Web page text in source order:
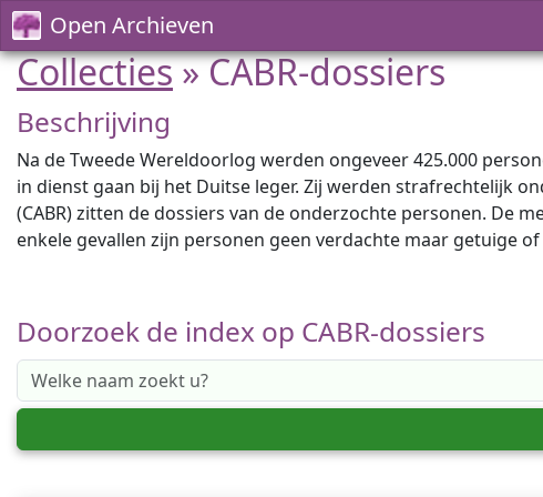
Open Archieven
Collecties» CABR-dossiers
Beschrijving
Na de Tweede Wereldoorlog werden ongeveer 425.000
in dienst gaan bij het Duitse leger. Zij werden strafrechtelijk
(CABR) zitten de dossiers van de onderzochte personen. De
enkele gevallen zijn personen geen verdachte maar getuige
Doorzoek de index op CABR-dossiers